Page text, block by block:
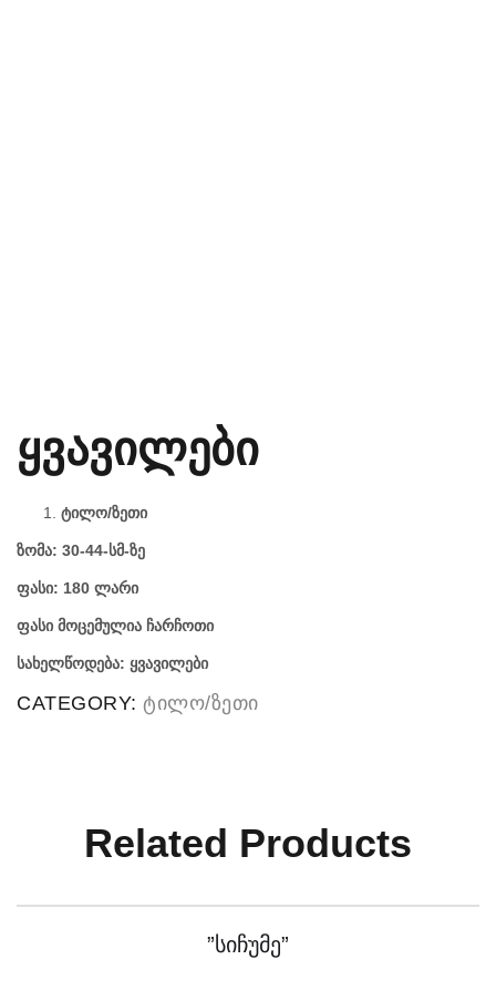
ყვავილები
ტილო/ზეთი
ზომა: 30-44-სმ-ზე
ფასი: 180 ლარი
ფასი მოცემულია ჩარჩოთი
სახელწოდება: ყვავილები
CATEGORY: ტილო/ზეთი
Related Products
”სიჩუმე”